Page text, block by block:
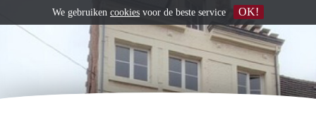
We gebruiken cookies voor de beste service OK!